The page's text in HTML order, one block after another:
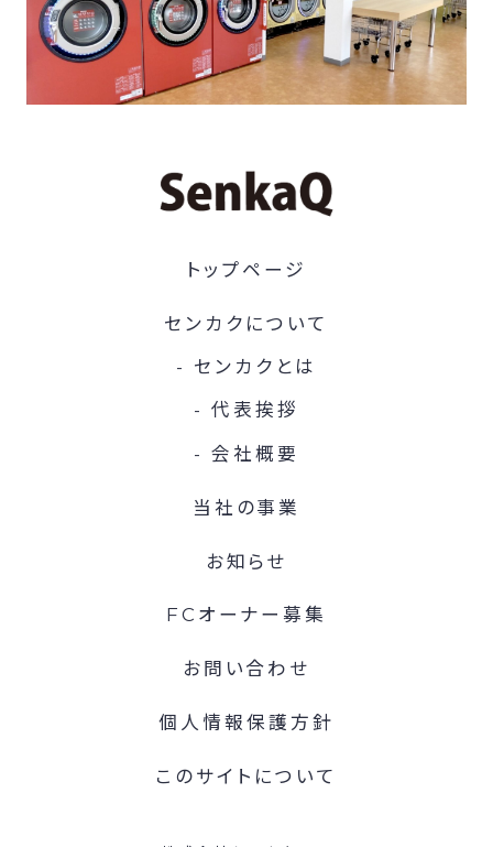
トップページ
センカクについて
センカクとは
代表挨拶
会社概要
当社の事業
お知らせ
FCオーナー募集
お問い合わせ
個人情報保護方針
このサイトについて